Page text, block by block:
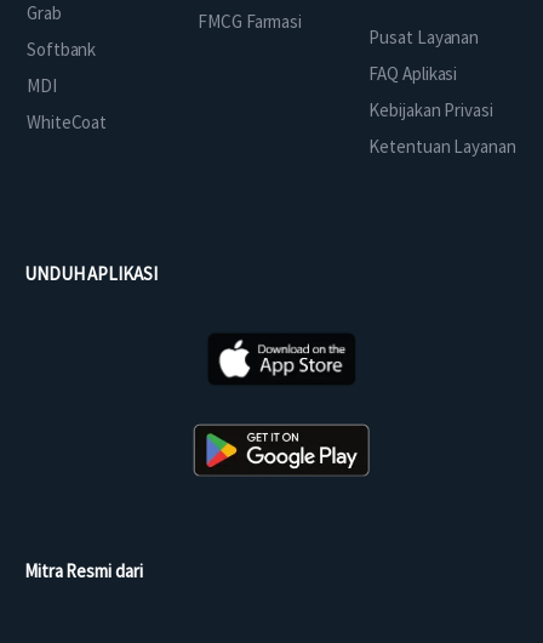
Grab
Softbank
MDI
WhiteCoat
FMCG Farmasi
Pusat Layanan
FAQ Aplikasi
Kebijakan Privasi
Ketentuan Layanan
UNDUH APLIKASI
Mitra Resmi dari